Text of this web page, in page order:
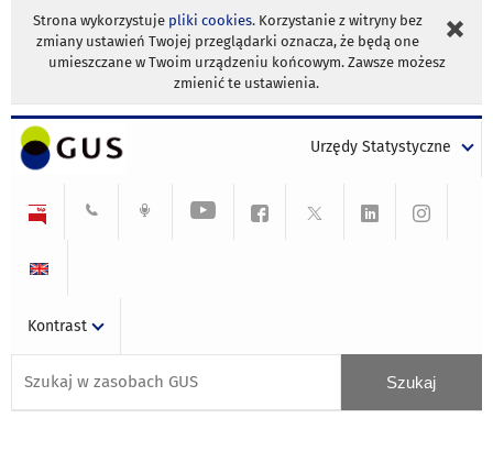
Strona wykorzystuje pliki cookies. Korzystanie z witryny bez
zmiany ustawień Twojej przeglądarki oznacza, że będą one
umieszczane w Twoim urządzeniu końcowym. Zawsze możesz
zmienić te ustawienia.
Urzędy Statystyczne
Kontrast